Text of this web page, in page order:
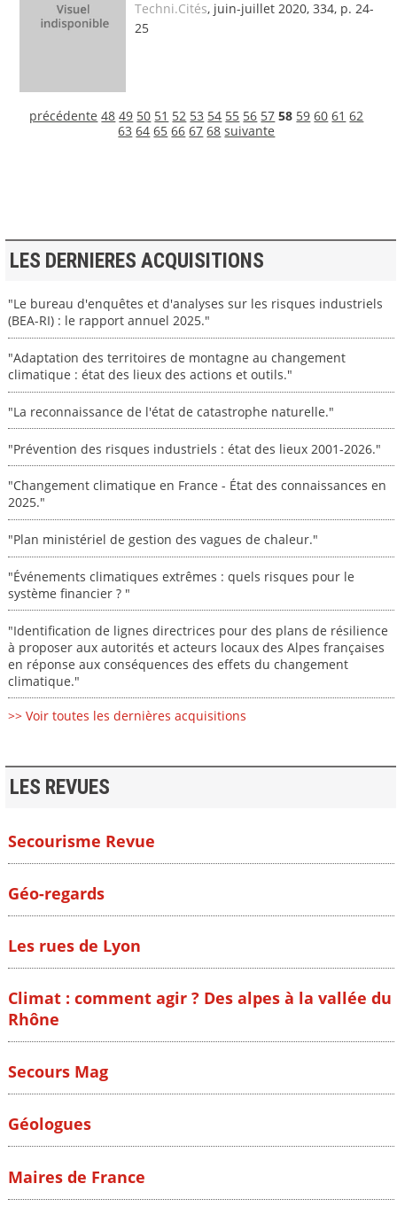
Techni.Cités, juin-juillet 2020, 334, p. 24-
25
précédente 48 49 50 51 52 53 54 55 56 57 58 59 60 61 62
63 64 65 66 67 68 suivante
LES DERNIERES ACQUISITIONS
"Le bureau d'enquêtes et d'analyses sur les risques industriels
(BEA-RI) : le rapport annuel 2025."
"Adaptation des territoires de montagne au changement
climatique : état des lieux des actions et outils."
"La reconnaissance de l'état de catastrophe naturelle."
"Prévention des risques industriels : état des lieux 2001-2026."
"Changement climatique en France - État des connaissances en
2025."
"Plan ministériel de gestion des vagues de chaleur."
"Événements climatiques extrêmes : quels risques pour le
système financier ? "
"Identification de lignes directrices pour des plans de résilience
à proposer aux autorités et acteurs locaux des Alpes françaises
en réponse aux conséquences des effets du changement
climatique."
>> Voir toutes les dernières acquisitions
LES REVUES
Secourisme Revue
Géo-regards
Les rues de Lyon
Climat : comment agir ? Des alpes à la vallée du
Rhône
Secours Mag
Géologues
Maires de France